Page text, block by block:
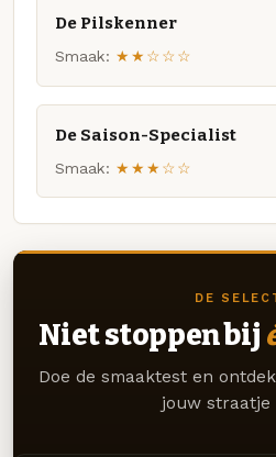
De Pilskenner
Smaak: ★★☆☆☆
De Saison-Specialist
Smaak: ★★★☆☆
DE
Niet stoppen bij
Doe de smaaktest en
jouw straatje